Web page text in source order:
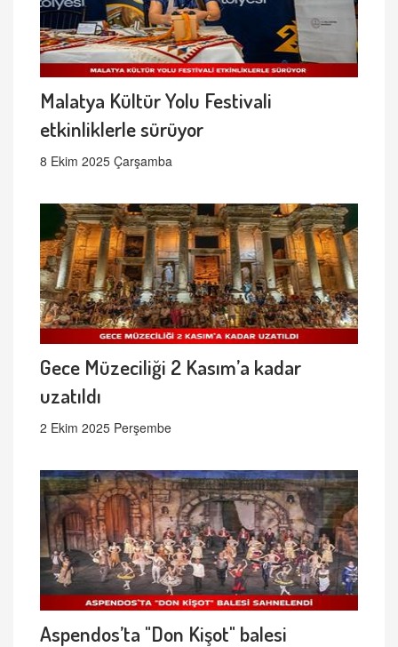
Malatya Kültür Yolu Festivali
etkinliklerle sürüyor
8 Ekim 2025 Çarşamba
Gece Müzeciliği 2 Kasım’a kadar
uzatıldı
2 Ekim 2025 Perşembe
Aspendos’ta "Don Kişot" balesi